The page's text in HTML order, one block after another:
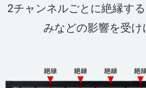
2チャンネルごとに絶縁す
みなどの影響を受け